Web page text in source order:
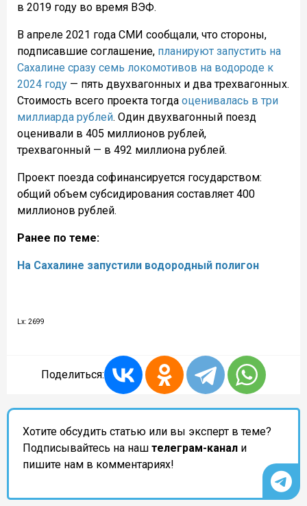
в 2019 году во время ВЭФ.
В апреле 2021 года СМИ сообщали, что стороны,
подписавшие соглашение, планируют запустить на
Сахалине сразу семь локомотивов на водороде к
2024 году — пять двухвагонных и два трехвагонных.
Стоимость всего проекта тогда оценивалась в три
миллиарда рублей. Один двухвагонный поезд
оценивали в 405 миллионов рублей,
трехвагонный — в 492 миллиона рублей.
Проект поезда софинансируется государством:
общий объем субсидирования составляет 400
миллионов рублей.
Ранее по теме:
На Сахалине запустили водородный полигон
Lx: 2699
Поделиться:
Хотите обсудить статью или вы эксперт в теме?
Подписывайтесь на наш телеграм-канал и
пишите нам в комментариях!